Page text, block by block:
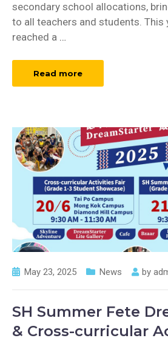
secondary school allocations,
to all teachers and students. This
reached a …
Read more
May 23, 2025 News by
SH Summer Fete
& Cross-curricular